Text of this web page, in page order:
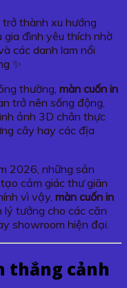
thành xu hướng
đình yêu thích nhờ
các danh lam nổi
✨
thường, màn cuốn in
trở nên sống động,
ảnh 3D chân thực
cây hay các địa
2026, những sản
cảm giác thư giãn
vì vậy, màn cuốn in
lý tưởng cho các căn
showroom hiện đại.
thắng cảnh